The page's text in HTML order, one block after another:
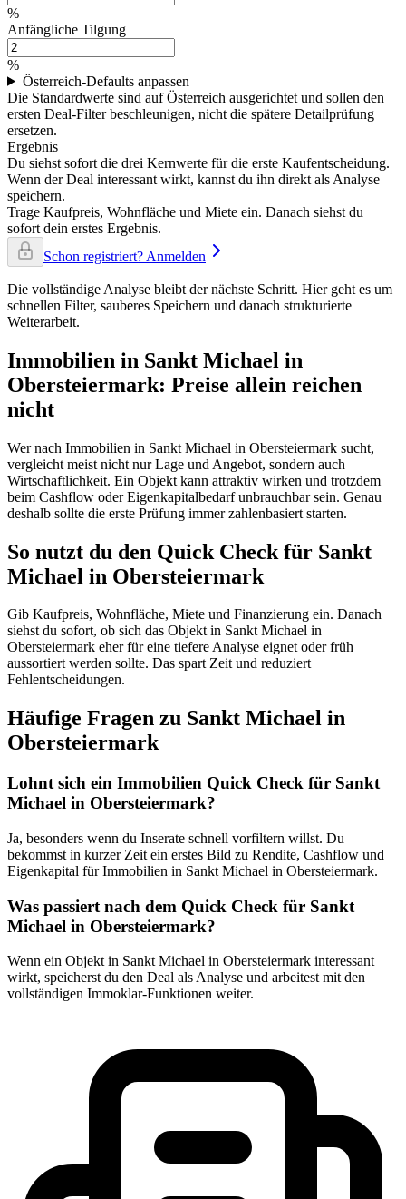
%
Anfängliche Tilgung
%
Österreich-Defaults anpassen
Die Standardwerte sind auf Österreich ausgerichtet und sollen den
ersten Deal-Filter beschleunigen, nicht die spätere Detailprüfung
ersetzen.
Ergebnis
Du siehst sofort die drei Kernwerte für die erste Kaufentscheidung.
Wenn der Deal interessant wirkt, kannst du ihn direkt als Analyse
speichern.
Trage Kaufpreis, Wohnfläche und Miete ein. Danach siehst du
sofort dein erstes Ergebnis.
Schon registriert? Anmelden
Die vollständige Analyse bleibt der nächste Schritt. Hier geht es um
schnellen Filter, sauberes Speichern und danach strukturierte
Weiterarbeit.
Immobilien in Sankt Michael in
Obersteiermark: Preise allein reichen
nicht
Wer nach Immobilien in Sankt Michael in Obersteiermark sucht,
vergleicht meist nicht nur Lage und Angebot, sondern auch
Wirtschaftlichkeit. Ein Objekt kann attraktiv wirken und trotzdem
beim Cashflow oder Eigenkapitalbedarf unbrauchbar sein. Genau
deshalb sollte die erste Prüfung immer zahlenbasiert starten.
So nutzt du den Quick Check für Sankt
Michael in Obersteiermark
Gib Kaufpreis, Wohnfläche, Miete und Finanzierung ein. Danach
siehst du sofort, ob sich das Objekt in Sankt Michael in
Obersteiermark eher für eine tiefere Analyse eignet oder früh
aussortiert werden sollte. Das spart Zeit und reduziert
Fehlentscheidungen.
Häufige Fragen zu Sankt Michael in
Obersteiermark
Lohnt sich ein Immobilien Quick Check für Sankt
Michael in Obersteiermark?
Ja, besonders wenn du Inserate schnell vorfiltern willst. Du
bekommst in kurzer Zeit ein erstes Bild zu Rendite, Cashflow und
Eigenkapital für Immobilien in Sankt Michael in Obersteiermark.
Was passiert nach dem Quick Check für Sankt
Michael in Obersteiermark?
Wenn ein Objekt in Sankt Michael in Obersteiermark interessant
wirkt, speicherst du den Deal als Analyse und arbeitest mit den
vollständigen Immoklar-Funktionen weiter.